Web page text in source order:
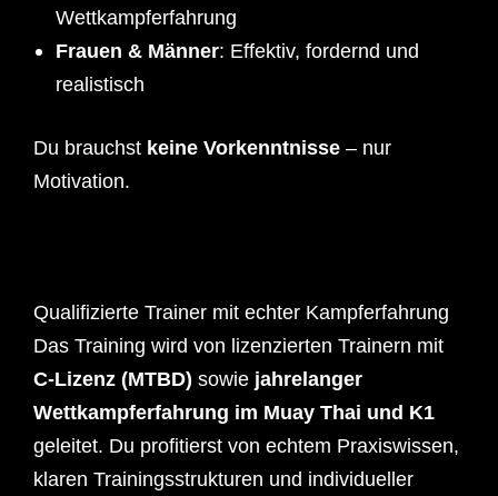
Wettkampferfahrung
Frauen & Männer: Effektiv, fordernd und
realistisch
Du brauchst keine Vorkenntnisse – nur
Motivation.
Qualifizierte Trainer mit echter Kampferfahrung
Das Training wird von lizenzierten Trainern mit
C-Lizenz (MTBD) sowie jahrelanger
Wettkampferfahrung im Muay Thai und K1
geleitet. Du profitierst von echtem Praxiswissen,
klaren Trainingsstrukturen und individueller